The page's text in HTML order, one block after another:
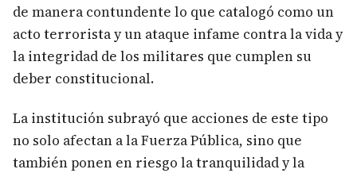
de manera contundente lo que catalogó como un
acto terrorista y un ataque infame contra la vida y
la integridad de los militares que cumplen su
deber constitucional.
La institución subrayó que acciones de este tipo
no solo afectan a la Fuerza Pública, sino que
también ponen en riesgo la tranquilidad y la